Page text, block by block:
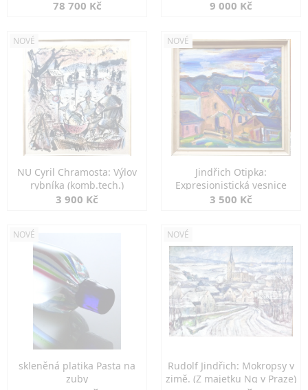
78 700 Kč 9 000 Kč
NOVÉ
NU Cyril Chramosta: Výlov
rybníka (komb.tech.)
3 900 Kč
NOVÉ
Jindřich Otipka:
Expresionistická vesnice
3 500 Kč
NOVÉ
skleněná platika Pasta na
zuby
NOVÉ
Rudolf Jindřich: Mokropsy v
zimě. (Z majetku Ng v Praze)